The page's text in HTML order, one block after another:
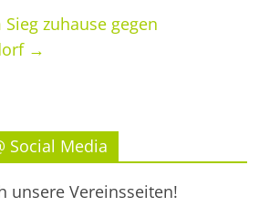
zuhause gegen
→
Social Media
unsere Vereinsseiten!